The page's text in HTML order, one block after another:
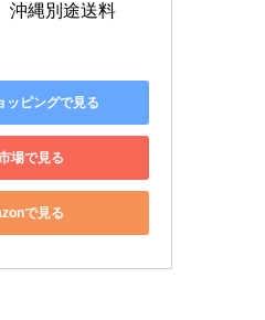
沖縄別途送料
ッピングで見る
場で見る
で見る